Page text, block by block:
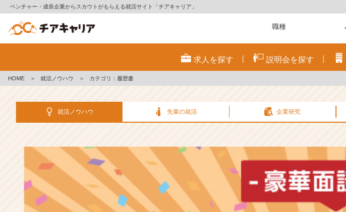
ベンチャー・成長企業からスカウトがもらえる就活サイト「チアキャリア」
策・
就
ノ
ハ
記
事
|
ベ
ン
チ
求人を探す 説明会を探す
HOME ＞ 就活ノウハウ ＞ カテゴリ：履歴書
就活ノウハウ 先輩の就活 企業研究